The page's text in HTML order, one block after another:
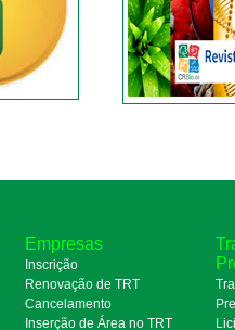
Empresas
Inscrição
Renovação de TRT
Cancelamento
Inserção de Área no TRT